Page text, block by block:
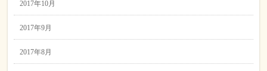
2017年10月
2017年9月
2017年8月